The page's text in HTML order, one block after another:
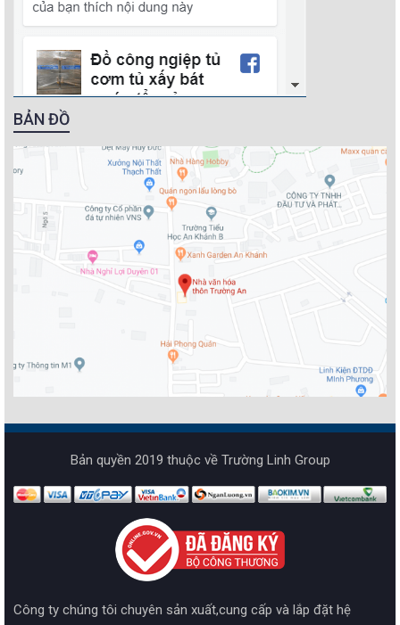
BẢN ĐỒ
Bản quyền 2019 thuộc về Trường Linh Group
Công ty chúng tôi chuyên sản xuất,cung cấp và lắp đặt hệ